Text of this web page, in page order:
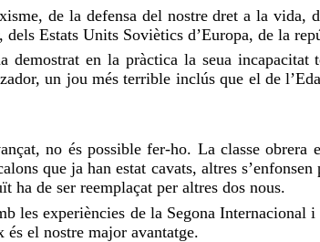
de la defensa del nostre dret a la
Estats Units Soviètics d’Europa, de la
en la pràctica la seua incapacitat
un jou més terrible inclús que el de
no és possible fer-ho. La classe obrera
que ja han estat cavats, altres
ha de ser reemplaçat per altres dos nous.
experiències de la Segona Internacional i
el nostre major avantatge.